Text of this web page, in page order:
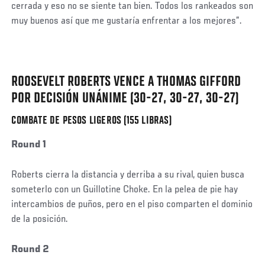
cerrada y eso no se siente tan bien. Todos los rankeados son
muy buenos así que me gustaría enfrentar a los mejores”.
ROOSEVELT ROBERTS VENCE A THOMAS GIFFORD
POR DECISIÓN UNÁNIME (30-27, 30-27, 30-27)
COMBATE DE PESOS LIGEROS (155 LIBRAS)
Round 1
Roberts cierra la distancia y derriba a su rival, quien busca
someterlo con un Guillotine Choke. En la pelea de pie hay
intercambios de puños, pero en el piso comparten el dominio
de la posición.
Round 2